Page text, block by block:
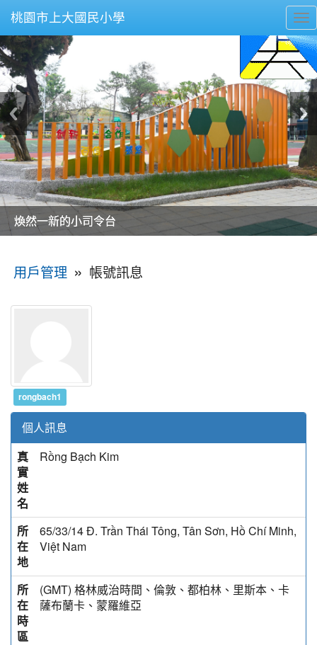
桃園市上大國民小學
美麗的操場是我們活力的來源
美麗的操場是我們活力的來源
煥然一新的小司令台
煥然一新的小司令台
富含桃園埤塘田園風光意象的中廊
富含桃園埤塘田園風光意象的中廊
嶄新的中庭廣場
嶄新的中庭廣場
水生池生生不息
水生池生生不息
用戶管理 » 帳號訊息
rongbach1
個人訊息
真
實
姓
名
Rồng Bạch Kim
所
在
地
65/33/14 Đ. Trần Thái Tông, Tân Sơn, Hồ Chí Minh,
Việt Nam
所
在
時
區
(GMT) 格林威治時間、倫敦、都柏林、里斯本、卡
薩布蘭卡、蒙羅維亞